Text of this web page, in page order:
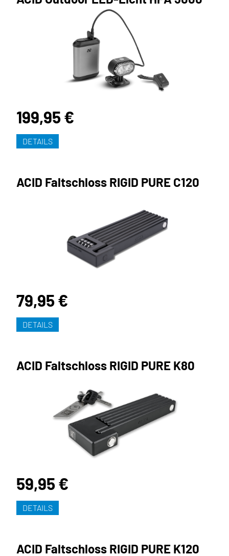
199,95 €
DETAILS
ACID Faltschloss RIGID PURE C120
79,95 €
DETAILS
ACID Faltschloss RIGID PURE K80
59,95 €
DETAILS
ACID Faltschloss RIGID PURE K120